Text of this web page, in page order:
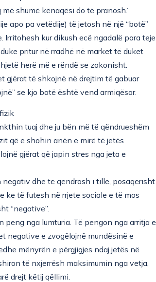
shumë kënaqësi do të pranosh.’
apo pa vetëdije) të jetosh në një “botë”
kur dikush ecë ngadalë para teje
pritur në rradhë në market të duket
herë më e rëndë se zakonisht.
gjërat të shkojnë në drejtim të gabuar
se kjo botë është vend armiqësor.
tuaj dhe ju bën më të qëndrueshëm
që e shohin anën e mirë të jetës
gjërat që japin stres nga jeta e
dhe të qëndrosh i tillë, posaqërisht
ke të futesh në rrjete sociale e të mos
“negative”.
nga lumturia. Të pengon nga arritja e
negative e zvogëlojnë mundësinë e
mënyrën e përgjigjes ndaj jetës në
të nxjerrësh maksimumin nga vetja,
drejt këtij qëllimi.